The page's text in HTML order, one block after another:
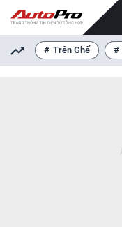
Trên Ghế